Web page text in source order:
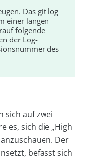
Das git log
einer langen
folgende
der Log-
des
sich auf zwei
es, sich die „High
Der
befasst sich